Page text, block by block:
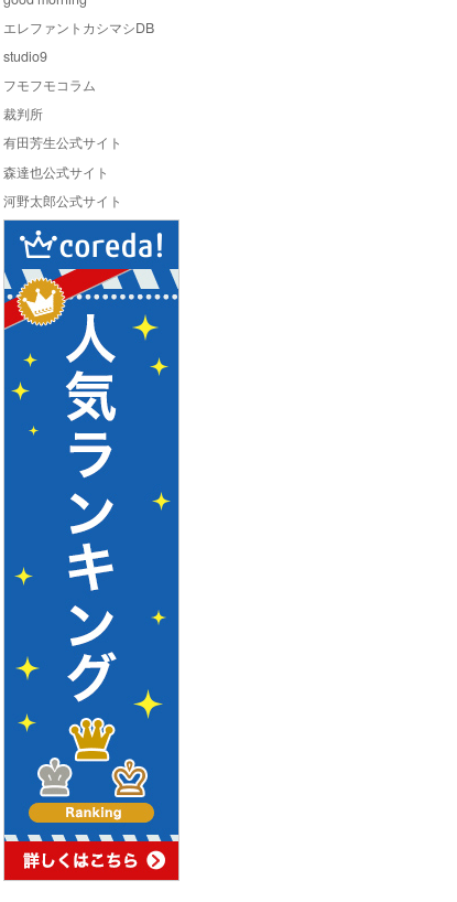
エレファントカシマシDB
studio9
フモフモコラム
裁判所
有田芳生公式サイト
森達也公式サイト
河野太郎公式サイト